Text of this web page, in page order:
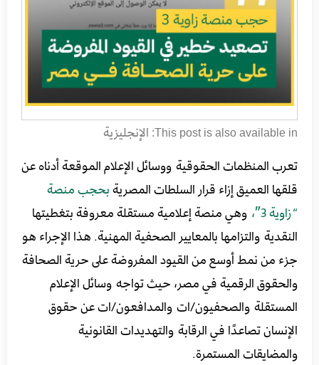
This post is also available in: الإنجليزية
تعرب المنظمات الحقوقية ووسائل الإعلام الموقعة أدناه عن
قلقها العميق إزاء قرار السلطات المصريةبحجبمنصة
“زاوية
وهي منصة إعلامية مستقلة معروفة بتغطيتها
النقدية والتزامها بالمعايير الصحفية المهنية. هذا الإجراء هو
جزء من نمط أوسع من القيود المفروضة على حرية الصحافة
والحقوق الرقمية في مصر، حيث تواجه وسائل الإعلام
المستقلة والصحفيون/ات والمدافعون/ات عن حقوق
الإنسان تصاعدًا في الرقابة والتهديدات القانونية
والمضايقات المستمرة.